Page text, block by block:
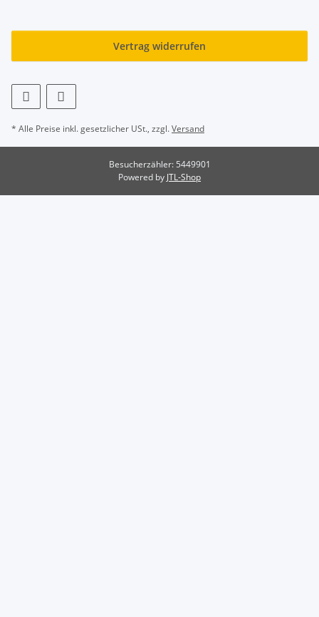
Vertrag widerrufen
* Alle Preise inkl. gesetzlicher USt., zzgl.Versand
Besucherzähler: 5449901
Powered by JTL-Shop